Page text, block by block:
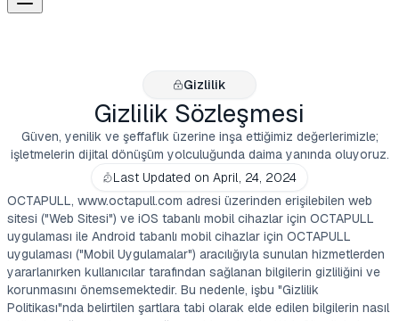
Gizlilik
Gizlilik Sözleşmesi
Güven, yenilik ve şeffaflık üzerine inşa ettiğimiz değerlerimizle;
işletmelerin dijital dönüşüm yolculuğunda daima yanında oluyoruz.
Last Updated on April, 24, 2024
OCTAPULL, www.octapull.com adresi üzerinden erişilebilen web
sitesi ("Web Sitesi") ve iOS tabanlı mobil cihazlar için OCTAPULL
uygulaması ile Android tabanlı mobil cihazlar için OCTAPULL
uygulaması ("Mobil Uygulamalar") aracılığıyla sunulan hizmetlerden
yararlanırken kullanıcılar tarafından sağlanan bilgilerin gizliliğini ve
korunmasını önemsemektedir. Bu nedenle, işbu "Gizlilik
Politikası"nda belirtilen şartlara tabi olarak elde edilen bilgilerin nasıl